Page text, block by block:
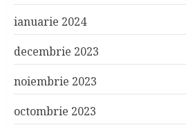
ianuarie 2024
decembrie 2023
noiembrie 2023
octombrie 2023